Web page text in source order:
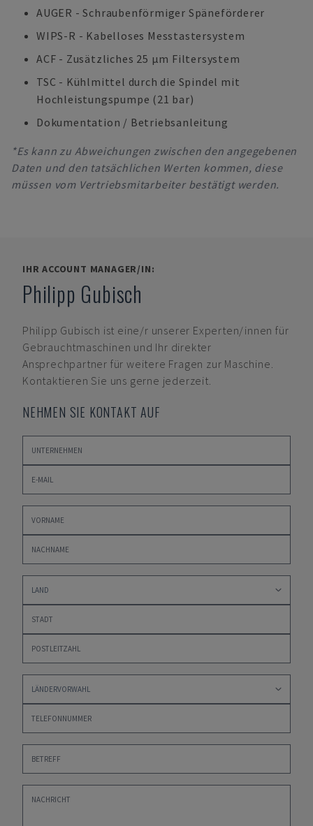
AUGER - Schraubenförmiger Späneförderer
WIPS-R - Kabelloses Messtastersystem
ACF - Zusätzliches 25 μm Filtersystem
TSC - Kühlmittel durch die Spindel mit
Hochleistungspumpe (21 bar)
Dokumentation / Betriebsanleitung
*Es kann zu Abweichungen zwischen den angegebenen
Daten und den tatsächlichen Werten kommen, diese
müssen vom Vertriebsmitarbeiter bestätigt werden.
IHR ACCOUNT MANAGER/IN:
Philipp Gubisch
Philipp Gubisch ist eine/r unserer Experten/innen für
Gebrauchtmaschinen und Ihr direkter
Ansprechpartner für weitere Fragen zur Maschine.
Kontaktieren Sie uns gerne jederzeit.
NEHMEN SIE KONTAKT AUF